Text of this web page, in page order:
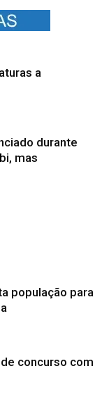
a
durante
mas
população para
concurso com